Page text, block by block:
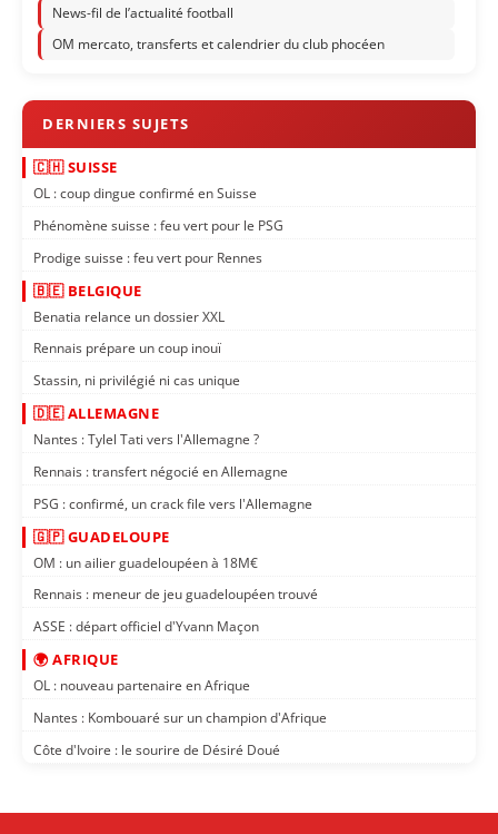
News-fil de l’actualité football
OM mercato, transferts et calendrier du club phocéen
🇨🇭 SUISSE
OL : coup dingue confirmé en Suisse
Phénomène suisse : feu vert pour le PSG
Prodige suisse : feu vert pour Rennes
🇧🇪 BELGIQUE
Benatia relance un dossier XXL
Rennais prépare un coup inouï
Stassin, ni privilégié ni cas unique
🇩🇪 ALLEMAGNE
Nantes : Tylel Tati vers l'Allemagne ?
Rennais : transfert négocié en Allemagne
PSG : confirmé, un crack file vers l'Allemagne
🇬🇵 GUADELOUPE
OM : un ailier guadeloupéen à 18M€
Rennais : meneur de jeu guadeloupéen trouvé
ASSE : départ officiel d'Yvann Maçon
🌍 AFRIQUE
OL : nouveau partenaire en Afrique
Nantes : Kombouaré sur un champion d'Afrique
Côte d'Ivoire : le sourire de Désiré Doué